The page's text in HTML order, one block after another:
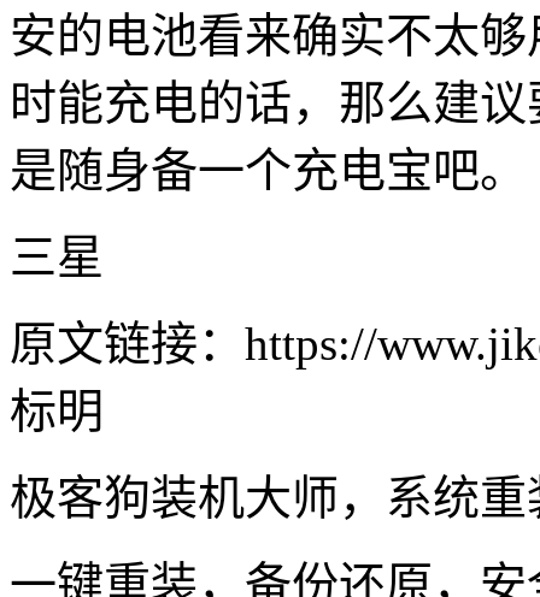
安的电池看来确实不太
时能充电的话，那么建
是随身备一个充电宝吧。
三星
原文链接：https://
标明
极客狗装机大师，系统
一键重装，备份还原，